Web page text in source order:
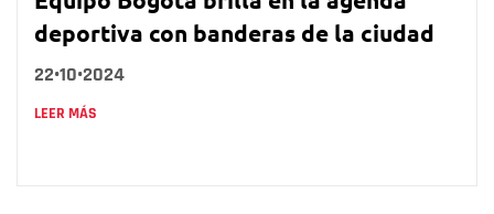
deportiva con banderas de la ciudad
22•10•2024
LEER MÁS